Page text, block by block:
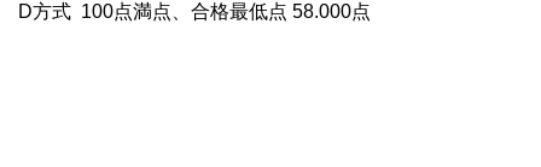
D方式 100点満点、合格最低点 58.000点